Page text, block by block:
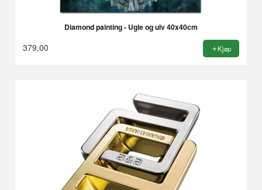
Diamond painting - Ugle og ulv 40x40cm
379,00 Kjøp